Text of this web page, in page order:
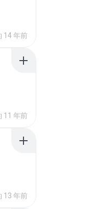
14 年前
11 年前
13 年前